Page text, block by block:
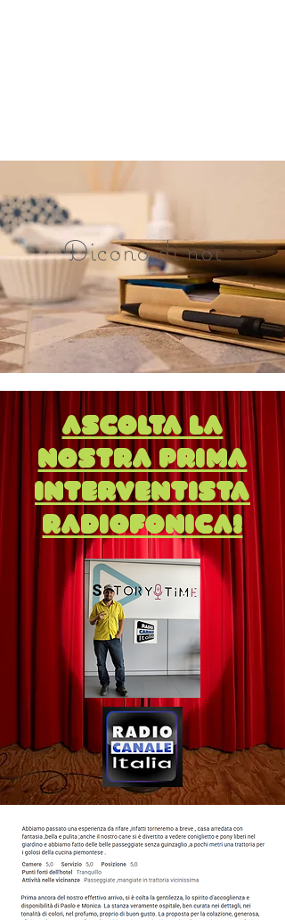
Dicono di noi
Ascolta la
nostra prima
interventista
radiofonica!